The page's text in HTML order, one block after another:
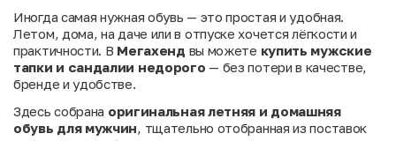
Иногда самая нужная обувь — это простая и удобная.
Летом, дома, на даче или в отпуске хочется лёгкости и
практичности. В Мегахенд вы можете купить мужские
тапки и сандалии недорого — без потери в качестве,
бренде и удобстве.
Здесь собрана оригинальная летняя и домашняя
обувь для мужчин, тщательно отобранная из поставок